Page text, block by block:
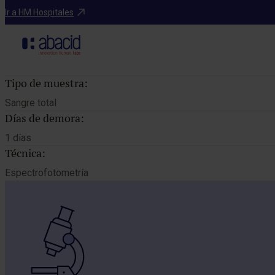
Ir a HM Hospitales
Catálogo de pruebas
Tipo de muestra:
Sangre total
Días de demora:
1 días
Técnica:
Espectrofotometría